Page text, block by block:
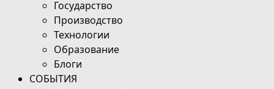
Государство
Производство
Технологии
Образование
Блоги
СОБЫТИЯ